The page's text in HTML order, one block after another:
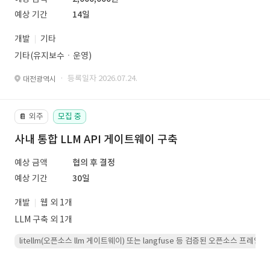
예상 기간
14일
개발
기타
기타(유지보수ㆍ운영)
대전광역시 · 등록일자 2026.07.24.
📔 외주 모집 중
사내 통합 LLM API 게이트웨이 구축
예상 금액
협의 후 결정
예상 기간
30일
개발
웹 외 1개
LLM 구축 외 1개
litellm(오픈소스 llm 게이트웨이) 또는 langfuse 등 검증된 오픈소스 프레임워